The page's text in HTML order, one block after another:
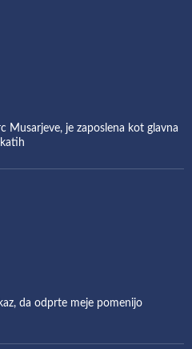
Musarjeve, je zaposlena kot glavna
da odprte meje pomenijo